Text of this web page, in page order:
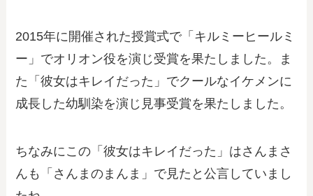
2015年に開催された授賞式で「キルミーヒールミ
ー」でオリオン役を演じ受賞を果たしました。ま
た「彼女はキレイだった」でクールなイケメンに
成長した幼馴染を演じ見事受賞を果たしました。
ちなみにこの「彼女はキレイだった」はさんまさ
んも「さんまのまんま」で見たと公言していまし